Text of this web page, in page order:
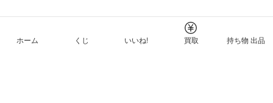
ホーム くじ いいね! 買取 持ち物 出品